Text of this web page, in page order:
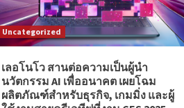
Uncategorized
เลอโนโว สานต่อความเป็นผู้นำ
นวัตกรรม AI เพื่ออนาคต เผยโฉม
ผลิตภัณฑ์สำหรับธุรกิจ, เกมมิ่ง และผู้